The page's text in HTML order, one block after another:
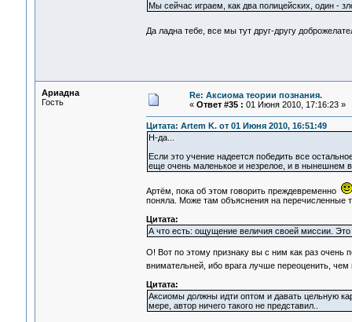
Мы сейчас играем, как два полицейских, один -
Да ладна тебе, все мы тут друг-другу
Ариадна
Гость
Re: Аксиома теории познания.
« Ответ #35 : 01 Июня 2010, 17:16:23 »
Цитата: Artem K. от 01 Июня 2010, 16:51:49
Н-да...
Если это учение надеется победить все
еще очень маленькое и незрелое, и в нынешнем
Артём, пока об этом говорить преждевременно
поняла. Може там объяснения на перечисленные
Цитата:
А что есть: ощущение величия своей миссии.
О! Вот по этому признаку вы с ним как раз очень
внимательней, ибо врага лучше переоценить,
Цитата:
Аксиомы должны идти оптом и давать цельную
мере, автор ничего такого не представил..